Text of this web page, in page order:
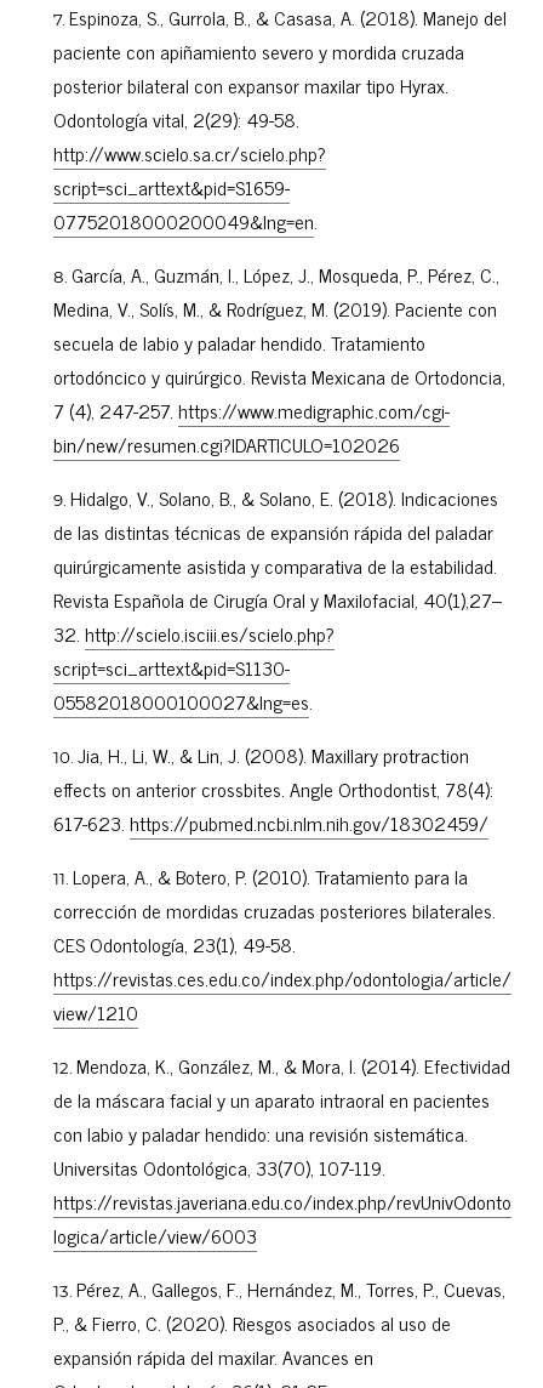
Espinoza, S., Gurrola, B., & Casasa, A. (2018). Manejo del
paciente con apiñamiento severo y mordida cruzada
posterior bilateral con expansor maxilar tipo Hyrax.
Odontología vital, 2(29): 49-58.
http://www.scielo.sa.cr/scielo.php?
script=sci_arttext&pid=S1659-
07752018000200049&lng=en.
García, A., Guzmán, I., López, J., Mosqueda, P., Pérez, C.,
Medina, V., Solís, M., & Rodríguez, M. (2019). Paciente con
secuela de labio y paladar hendido. Tratamiento
ortodóncico y quirúrgico. Revista Mexicana de Ortodoncia,
7 (4), 247-257.https://www.medigraphic.com/cgi-
bin/new/resumen.cgi?IDARTICULO=102026
Hidalgo, V., Solano, B., & Solano, E. (2018). Indicaciones
de las distintas técnicas de expansión rápida del paladar
quirúrgicamente asistida y comparativa de la estabilidad.
Revista Española de Cirugía Oral y Maxilofacial, 40(1),27–
32.http://scielo.isciii.es/scielo.php?
script=sci_arttext&pid=S1130-
05582018000100027&lng=es.
Jia, H., Li, W., & Lin, J. (2008). Maxillary protraction
effects on anterior crossbites. Angle Orthodontist, 78(4):
617-623.https://pubmed.ncbi.nlm.nih.gov/18302459/
Lopera, A., & Botero, P. (2010). Tratamiento para la
corrección de mordidas cruzadas posteriores bilaterales.
CES Odontología, 23(1), 49-58.
https://revistas.ces.edu.co/index.php/odontologia/article/
view/1210
Mendoza, K., González, M., & Mora, I. (2014). Efectividad
de la máscara facial y un aparato intraoral en pacientes
con labio y paladar hendido: una revisión sistemática.
Universitas Odontológica, 33(70), 107-119.
https://revistas.javeriana.edu.co/index.php/revUnivOdonto
logica/article/view/6003
Pérez, A., Gallegos, F., Hernández, M., Torres, P., Cuevas,
P., & Fierro, C. (2020). Riesgos asociados al uso de
expansión rápida del maxilar. Avances en